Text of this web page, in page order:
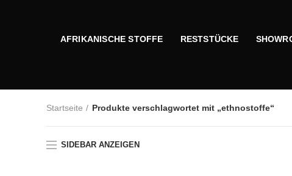
AFRIKANISCHE STOFFE RESTSTÜCKE
Startseite Produkte verschlagwortet mit „ethnostoffe“
SIDEBAR ANZEIGEN